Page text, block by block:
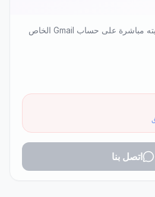
حسابك الخاص، تتم ترقيته مباشرة على حساب Gmail الخاص
اتصل بنا